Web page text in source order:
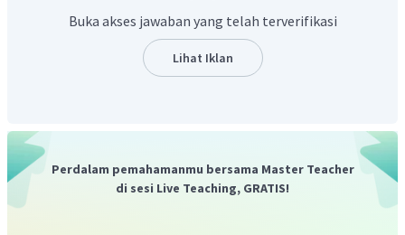
Reaksi yang terjadi sebagai berikut.
Jadi, reaksi yang terjadi adalah
Buka akses jawaban yang telah terverifikasi
Lihat Iklan
Perdalam pemahamanmu bersama Master Teacher
di sesi Live Teaching, GRATIS!